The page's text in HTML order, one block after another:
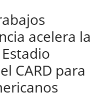
acelera la
CARD para